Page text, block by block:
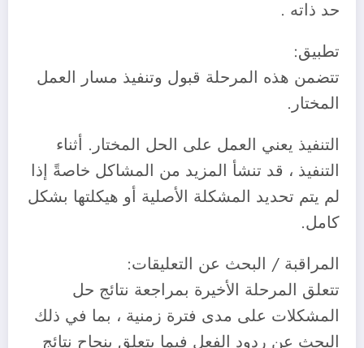
حد ذاته .
‎تتضمن هذه المرحلة قبول وتنفيذ مسار العمل
المختار.
‎التنفيذ يعني العمل على الحل المختار. أثناء
التنفيذ ، قد تنشأ المزيد من المشاكل خاصةً إذا
لم يتم تحديد المشكلة الأصلية أو هيكلتها بشكل
كامل.
‎تتعلق المرحلة الأخيرة بمراجعة نتائج حل
المشكلات على مدى فترة زمنية ، بما في ذلك
البحث عن ردود الفعل فيما يتعلق بنجاح نتائج